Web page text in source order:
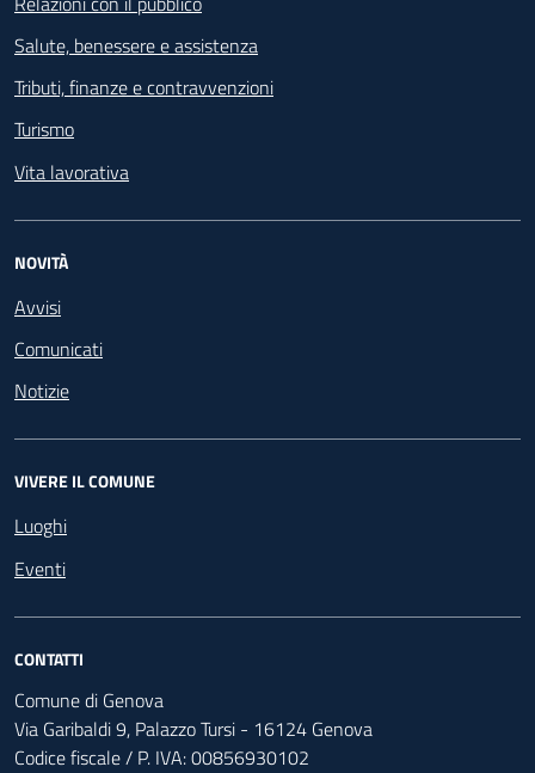
Salute, benessere e assistenza
Tributi, finanze e contravvenzioni
Turismo
Vita lavorativa
NOVITÀ
Avvisi
Comunicati
Notizie
VIVERE IL COMUNE
Luoghi
Eventi
CONTATTI
Comune di Genova
Via Garibaldi 9, Palazzo Tursi - 16124 Genova
Codice fiscale / P. IVA: 00856930102